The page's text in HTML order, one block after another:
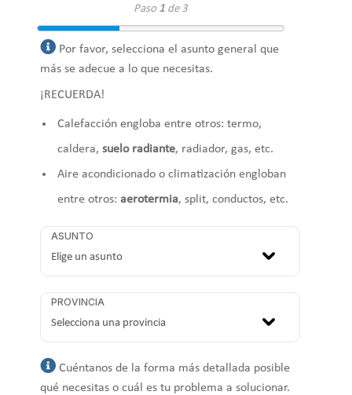
Paso 1de 3
Por favor, selecciona el asunto general que
más se adecue a lo que necesitas.
¡RECUERDA!
Calefacción engloba entre otros: termo,
caldera, suelo radiante, radiador, gas, etc.
Aire acondicionado o climatización engloban
entre otros: aerotermia, split, conductos, etc.
ASUNTO
PROVINCIA
Cuéntanos de la forma más detallada posible
qué necesitas o cuál es tu problema a solucionar.